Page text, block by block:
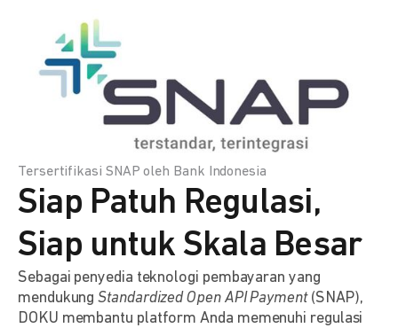
Tersertifikasi SNAP oleh Bank Indonesia
Siap Patuh Regulasi,
Siap untuk Skala Besar
Sebagai penyedia teknologi pembayaran yang
mendukungStandardized Open API Payment(SNAP),
DOKU membantu platform Anda memenuhi regulasi